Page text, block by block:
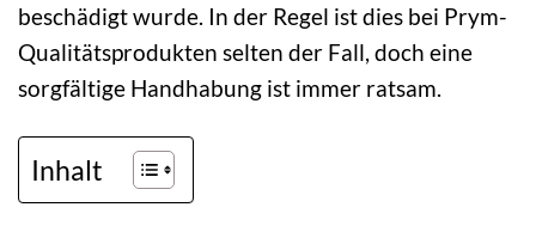
beschädigt wurde. In der Regel ist dies bei Prym-
Qualitätsprodukten selten der Fall, doch eine
sorgfältige Handhabung ist immer ratsam.
Inhalt